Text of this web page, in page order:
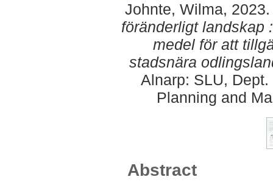
Johnte, Wilma,
föränderligt landskap
medel för att
stadsnära
Alnarp: SLU,
Planning and
Abstract